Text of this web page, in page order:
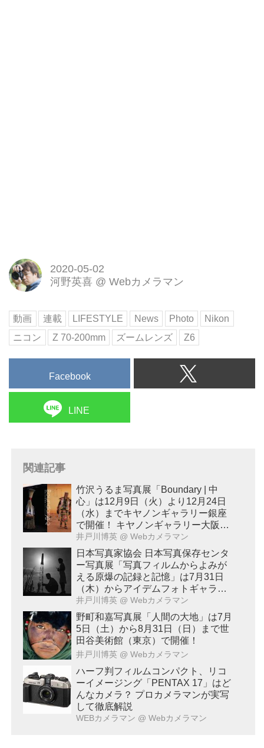
2020-05-02
河野英喜 @ Webカメラマン
動画 連載 LIFESTYLE News Photo
Nikon
ニコン
Z 70-200mm ズームレンズ Z6
Facebook
LINE
関連記事
竹沢うるま写真展「Boundary | 中
心」は12月9日（火）より12月24日
（水）までキヤノンギャラリー銀座
で開催！ キヤノンギャラリー大阪で
は2026年2月17日（火）～2月28日
（土）に開催予定！
井戸川博英 @ Webカメラマン
日本写真家協会 日本写真保存センタ
ー写真展「写真フィルムからよみが
える原爆の記録と記憶」は7月31日
（木）からアイデムフォトギャラリ
ー「シリウス」（東京・新宿）で開
催！8月20日（水）まで。
井戸川博英 @ Webカメラマン
野町和嘉写真展「人間の大地」は7月
5日（土）から8月31日（日）まで世
田谷美術館（東京）で開催！
井戸川博英 @ Webカメラマン
ハーフ判フィルムコンパクト、リコ
ーイメージング「PENTAX 17」はど
んなカメラ？ プロカメラマンが実写
して徹底解説
WEBカメラマン @ Webカメラマン